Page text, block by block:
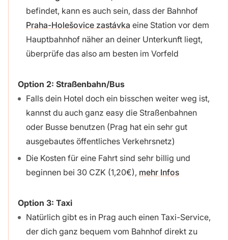
befindet, kann es auch sein, dass der Bahnhof
Praha-Holešovice zastávka eine Station vor dem
Hauptbahnhof näher an deiner Unterkunft liegt,
überprüfe das also am besten im Vorfeld
Option 2: Straßenbahn/Bus
Falls dein Hotel doch ein bisschen weiter weg ist,
kannst du auch ganz easy die Straßenbahnen
oder Busse benutzen (Prag hat ein sehr gut
ausgebautes öffentliches Verkehrsnetz)
Die Kosten für eine Fahrt sind sehr billig und
beginnen bei 30 CZK (1,20€), mehr Infos
Option 3: Taxi
Natürlich gibt es in Prag auch einen Taxi-Service,
der dich ganz bequem vom Bahnhof direkt zu